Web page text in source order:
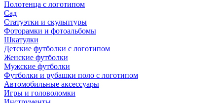
Полотенца с логотипом
Сад
Статуэтки и скульптуры
Фоторамки и фотоальбомы
Шкатулки
Детские футболки с логотипом
Женские футболки
Мужские футболки
Футболки и рубашки поло с логотипом
Автомобильные аксессуары
Игры и головоломки